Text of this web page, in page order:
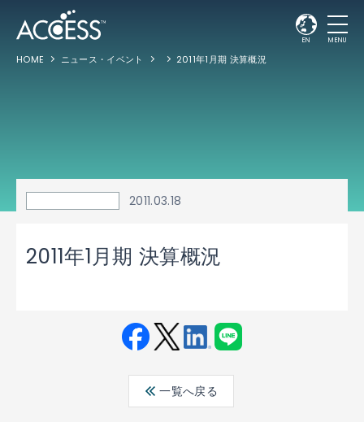
EN MENU
HOME ニュース・イベント 2011年1月期 決算概況
2011.03.18
2011年1月期 決算概況
ebo ter
edin
一覧へ戻る